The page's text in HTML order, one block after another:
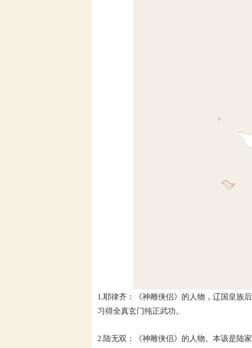
1.耶律齐：《神雕侠侣》的人物，辽国皇族
习得全真玄门纯正武功。
2.陆无双：《神雕侠侣》的人物。本该是陆